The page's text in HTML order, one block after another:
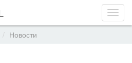
Новости